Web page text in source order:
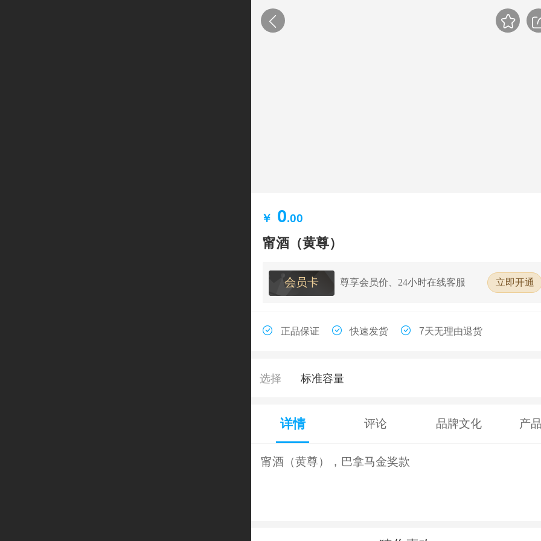
￥ 0.00
甯酒（黄尊）
会员卡 尊享会员价、24小时在线客服 立即开通
正品保证 快速发货 7天无理由退货
选择 标准容量
详情 评论 品牌文化 产
甯酒（黄尊），巴拿马金奖款